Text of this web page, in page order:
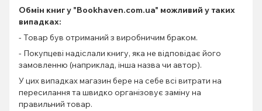
Обмін книгу "Bookhaven.com.ua" можливий у таких
випадках:
- Товар був отриманий з виробничим браком.
- Покупцеві надіслали книгу, яка не відповідає його
замовленню (наприклад, інша назва чи автор).
У цих випадках магазин бере на себе всі витрати на
пересилання та швидко організовує заміну на
правильний товар.